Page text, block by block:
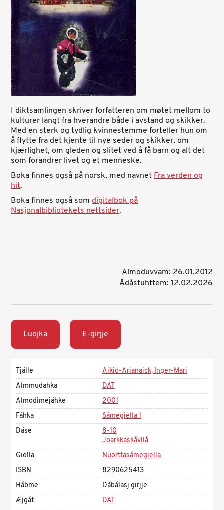
I diktsamlingen skriver forfatteren om møtet mellom to
kulturer langt fra hverandre både i avstand og skikker.
Med en sterk og tydlig kvinnestemme forteller hun om
å flytte fra det kjente til nye seder og skikker, om
kjærlighet, om gleden og slitet ved å få barn og alt det
som forandrer livet og et menneske.
Boka finnes også på norsk, med navnetFra verden og
hit.
Boka finnes også somdigitalbok på
Nasjonalbibliotekets nettsider.
Almoduvvam: 26.01.2012
Ådåstuhttem: 12.02.2026
Luojka E-girjje
Tjálle
Aikio-Arianaick, Inger-Mari
Almmudahka
DAT
Almodimejáhke
2001
Fáhka
Sámegiella 1
Dáse
8-10
Joarkkaskåvllå
Giella
Nuorttasámegiella
ISBN
8290625413
Hábme
Dábálasj girjje
Æjgát
DAT